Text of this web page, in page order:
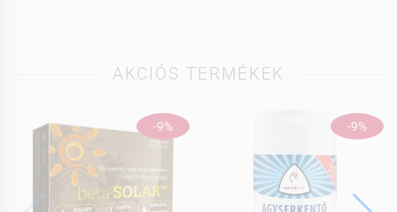
AKCIÓS TERMÉKEK
-9% -9%